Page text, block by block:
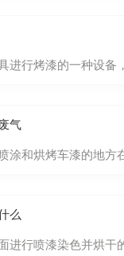
烤漆的一种设备
气
烘烤车漆的地方在进
么
行喷漆染色并烘干